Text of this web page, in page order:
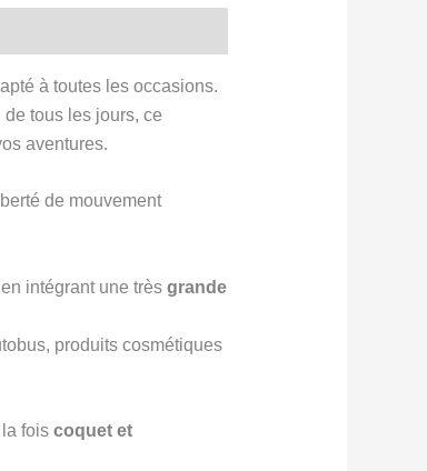
à toutes les occasions.
tous les jours, ce
aventures.
de mouvement
intégrant une très grande
produits cosmétiques
fois coquet et